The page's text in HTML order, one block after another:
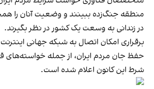
منطقه جنگ‌زده ببینند و وضعیت آنان را
در زندانی به وسعت یک کشور در نظر بگیرند.
برقراری امکان اتصال به شبکه جهانی
حفظ جان مردم ایران، از جمله
شرط این کانون اعلام شده است.